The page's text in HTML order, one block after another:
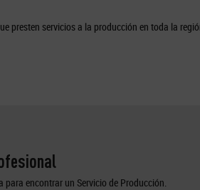
presten servicios a la producción en toda la
encontrar un Servicio de Producción.